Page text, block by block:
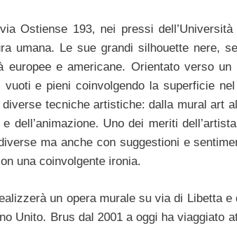
Ostiense 193, nei pressi dell’Università
umana. Le sue grandi silhouette nere,
e americane. Orientato verso un
e pieni coinvolgendo la superficie
tecniche artistiche: dalla mural art
dell’animazione. Uno dei meriti
ma anche con suggestioni e
una coinvolgente ironia.
un opera murale su via di Libetta e
Unito. Brus dal 2001 a oggi ha viaggiato